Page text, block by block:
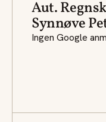
Aut.
Synnøve
Ingen Google